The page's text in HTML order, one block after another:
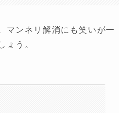
マンネリ解消にも笑いが一
う。